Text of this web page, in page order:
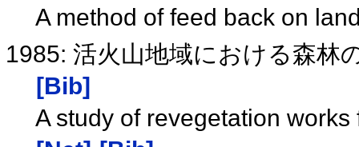
A method of feed back on
1985: 活火山地域における森林
[Bib]
A study of revegetation